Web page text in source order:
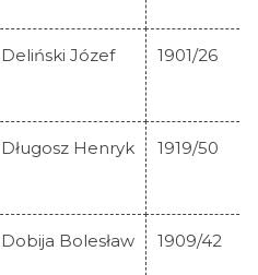
Deliński Józef 1901/26
Długosz Henryk 1919/50
Dobija Bolesław 1909/42